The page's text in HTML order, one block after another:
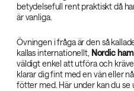
betydelsefull rent praktiskt då
är vanliga.
Övningen i fråga är den så
kallas internationellt, Nordic
väldigt enkel att utföra och
klarar dig fint med en vän eller
fötter med. Här under kan du se